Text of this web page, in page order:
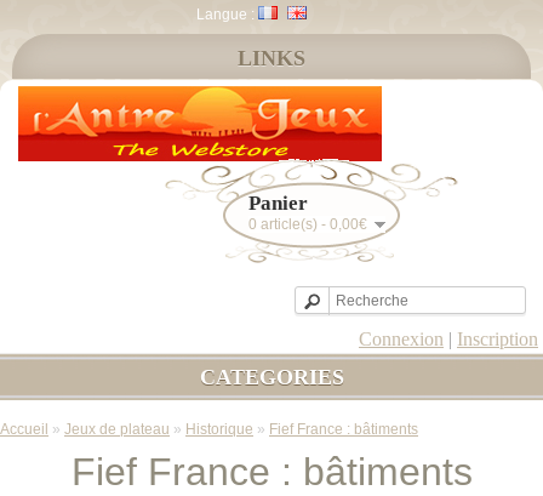
Langue :
Panier
0 article(s) - 0,00€
Connexion | Inscription
LINKS
CATEGORIES
Accueil » Jeux de plateau » Historique » Fief France : bâtiments
Fief France : bâtiments